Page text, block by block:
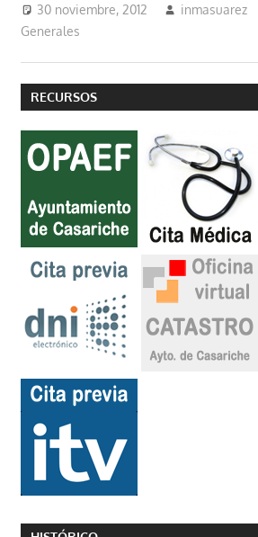
30 noviembre, 2012 inmasuarez
Generales
RECURSOS